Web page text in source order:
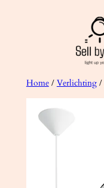
Home/ Verlichting/